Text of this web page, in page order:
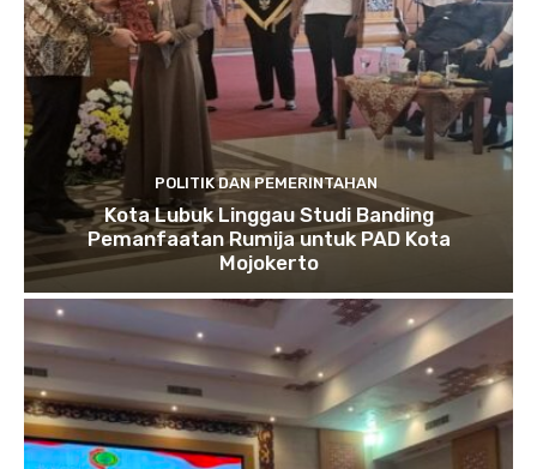
POLITIK DAN PEMERINTAHAN
Kota Lubuk Linggau Studi Banding
Pemanfaatan Rumija untuk PAD Kota
Mojokerto